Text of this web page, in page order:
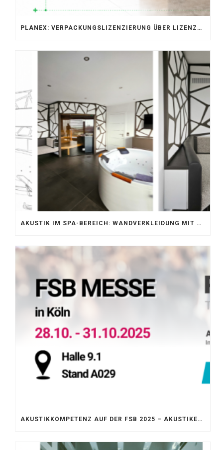
PLANEX: VERPACKUNGSLIZENZIERUNG ÜBER LIZENZERO & LUCID 2026
AKUSTIK IM SPA-BEREICH: WANDVERKLEIDUNG MIT SILENTPROTECT CORE
AKUSTIKKOMPETENZ AUF DER FSB 2025 – AKUSTIKELEMENTE FÜR DIE LEBENSRÄUME VON MORGEN